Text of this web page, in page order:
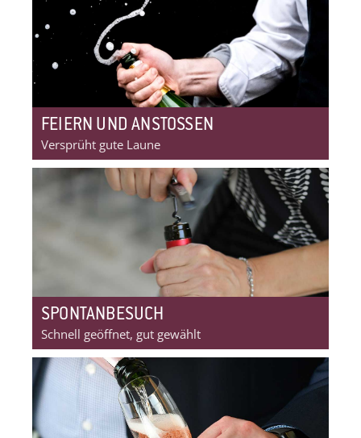
FEIERN UND ANSTOSSEN
Versprüht gute Laune
SPONTANBESUCH
Schnell geöffnet, gut gewählt